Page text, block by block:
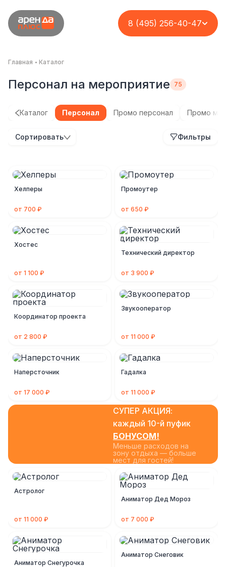
8 (495) 256-40-47
Главная Каталог
Персонал на мероприятие
Каталог Персонал Промо персонал Промо
Сортировать Фильтры
Хелперы
от 700 ₽
Промоутер
от 650 ₽
Хостес
от 1 100 ₽
Технический директор
от 3 900 ₽
Координатор проекта
от 2 800 ₽
Звукооператор
от 11 000 ₽
Наперсточник
от 17 000 ₽
Гадалка
от 11 000 ₽
СУПЕР АКЦИЯ:
каждый 10-й пуфик
БОНУСОМ!
Меньше расходов на
зону отдыха — больше
мест для гостей!
Астролог
от 11 000 ₽
Аниматор Дед Мороз
от 7 000 ₽
Аниматор Снегурочка
Аниматор Снеговик